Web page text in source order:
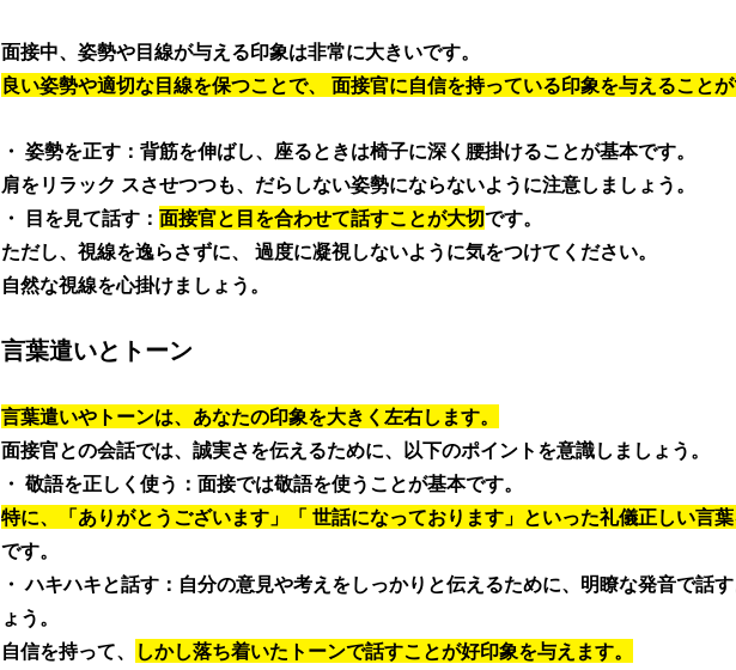
面接中、姿勢や目線が与える印象は非常に大きいです。
良い姿勢や適切な目線を保つことで、 面接官に自信を持っている印象を与えることが
・ 姿勢を正す：背筋を伸ばし、座るときは椅子に深く腰掛けることが基本です。
肩をリラック スさせつつも、だらしない姿勢にならないように注意しましょう。
・ 目を見て話す： 面接官と目を合わせて話すことが大切です。
ただし、視線を逸らさずに、 過度に凝視しないように気をつけてください。
自然な視線を心掛けましょう。
言葉遣いとトーン
言葉遣いやトーンは、あなたの印象を大きく左右します。
面接官との会話では、誠実さを伝えるために、以下のポイントを意識しましょう。
・ 敬語を正しく使う：面接では敬語を使うことが基本です。
特に、「ありがとうございます」「 世話になっております」といった礼儀正しい言
です。
・ ハキハキと話す：自分の意見や考えをしっかりと伝えるために、明瞭な発音で話
ょう。
自信を持って、
しかし落ち着いたトーンで話すことが好印象を与えます。